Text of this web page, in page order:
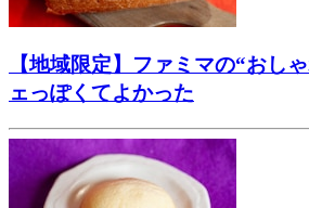
【地域限定】ファミマの“おし
ェっぽくてよかった